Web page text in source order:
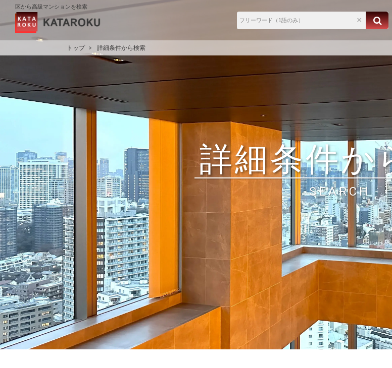
区から高級マンションを検索
トップ 詳細条件から検索
詳細条件か
SEARCH